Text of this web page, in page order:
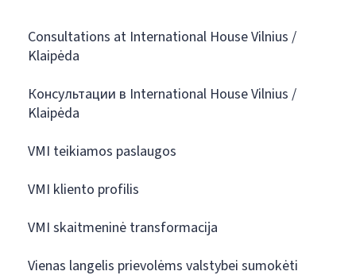
Consultations at International House Vilnius /
Klaipėda
Консультации в International House Vilnius /
Klaipėda
VMI teikiamos paslaugos
VMI kliento profilis
VMI skaitmeninė transformacija
Vienas langelis prievolėms valstybei sumokėti